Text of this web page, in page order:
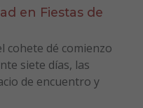
en Fiestas de
cohete dé comienzo
siete días, las
de encuentro y